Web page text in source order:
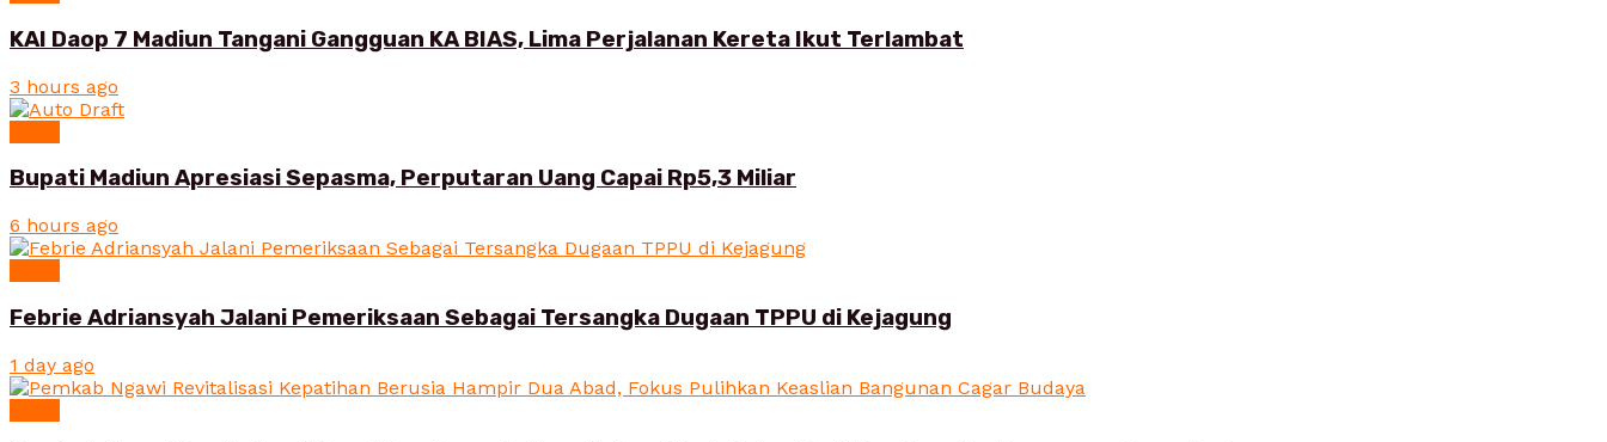
KAI Daop 7 Madiun Tangani Gangguan KA BIAS, Lima Perjalanan Kereta Ikut Terlambat
3 hours ago
Bupati Madiun Apresiasi Sepasma, Perputaran Uang Capai Rp5,3 Miliar
6 hours ago
Febrie Adriansyah Jalani Pemeriksaan Sebagai Tersangka Dugaan TPPU di Kejagung
1 day ago